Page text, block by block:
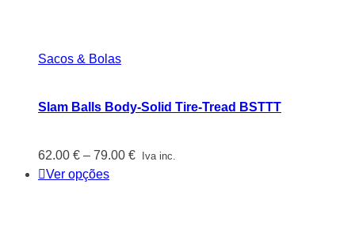
Sacos & Bolas
Slam Balls Body-Solid Tire-Tread BSTTT
62.00 € – 79.00 €Price
Iva inc.
Ver opções